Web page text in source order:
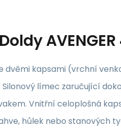
dvěmi kapsami (vrchní
límec zaručující
Vnitřní celoplošná
hůlek nebo stanových